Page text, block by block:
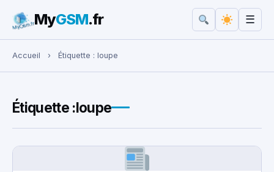
Rechercher :
MyGSM.fr ☰
Accueil › Étiquette : loupe
Étiquette :loupe